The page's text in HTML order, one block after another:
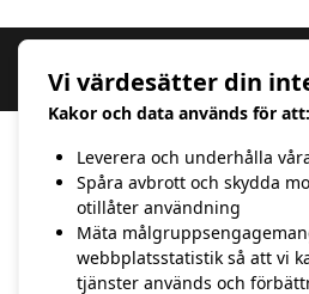
Vi värdesätter din
Kakor och data används för att:
Leverera och underhålla
Spåra avbrott och skydda
otillåter användning
Mäta
webbplatsstatistik så att vi
tjänster används och